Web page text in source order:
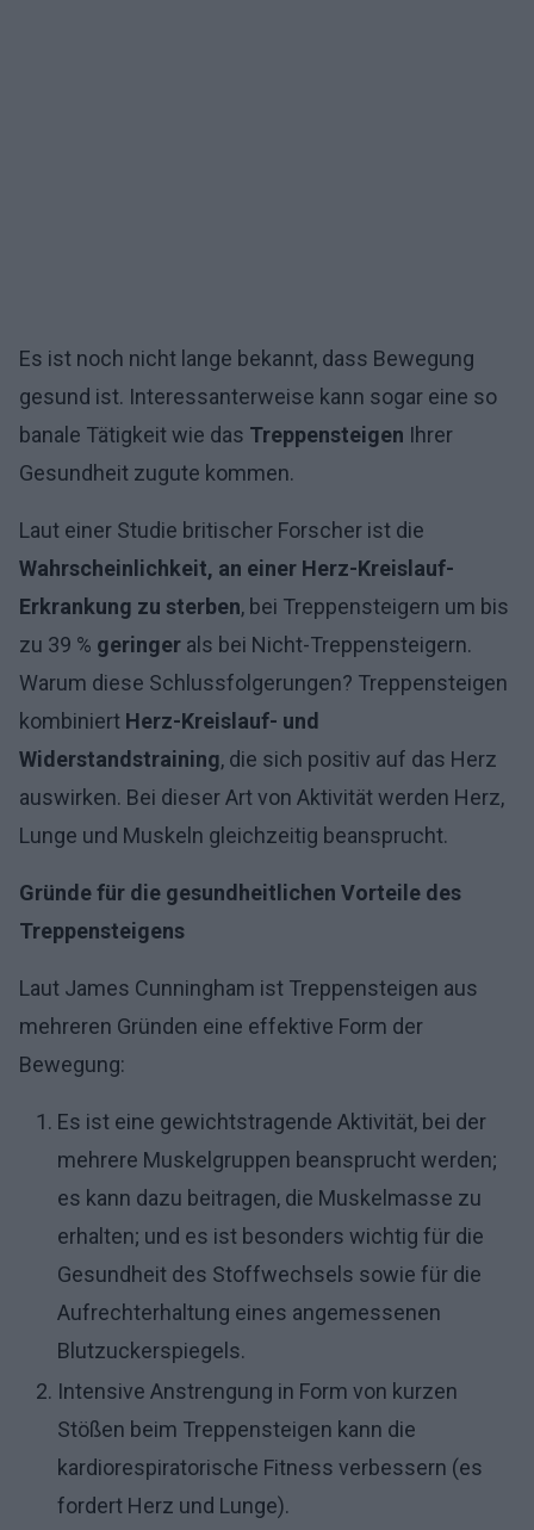
Es ist noch nicht lange bekannt, dass Bewegung
gesund ist. Interessanterweise kann sogar eine so
banale Tätigkeit wie das Treppensteigen Ihrer
Gesundheit zugute kommen.
Laut einer Studie britischer Forscher ist die
Wahrscheinlichkeit, an einer Herz-Kreislauf-
Erkrankung zu sterben, bei Treppensteigern um bis
zu 39 % geringer als bei Nicht-Treppensteigern.
Warum diese Schlussfolgerungen? Treppensteigen
kombiniert Herz-Kreislauf- und
Widerstandstraining, die sich positiv auf das Herz
auswirken. Bei dieser Art von Aktivität werden Herz,
Lunge und Muskeln gleichzeitig beansprucht.
Gründe für die gesundheitlichen Vorteile des
Treppensteigens
Laut James Cunningham ist Treppensteigen aus
mehreren Gründen eine effektive Form der
Bewegung:
Es ist eine gewichtstragende Aktivität, bei der
mehrere Muskelgruppen beansprucht werden;
es kann dazu beitragen, die Muskelmasse zu
erhalten; und es ist besonders wichtig für die
Gesundheit des Stoffwechsels sowie für die
Aufrechterhaltung eines angemessenen
Blutzuckerspiegels.
Intensive Anstrengung in Form von kurzen
Stößen beim Treppensteigen kann die
kardiorespiratorische Fitness verbessern (es
fordert Herz und Lunge).